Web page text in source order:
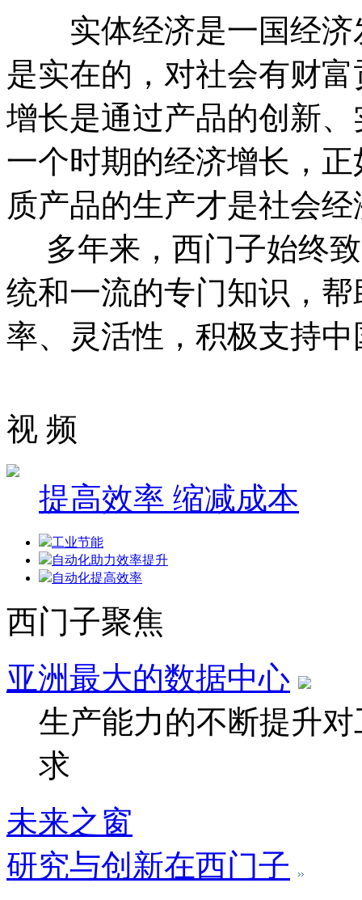
实体经济是一国经济
是实在的，对社会有财
增长是通过产品的创新
一个时期的经济增长，
质产品的生产才是社会经
多年来，西门子始终
统和一流的专门知识，
率、灵活性，积极支持
视 频
提高效率 缩减成本
工业节能
自动化助力效率提升
自动化提高效率
西门子聚焦
亚洲最大的数据中心
生产能力的不断提升
求
未来之窗
研究与创新在西门子